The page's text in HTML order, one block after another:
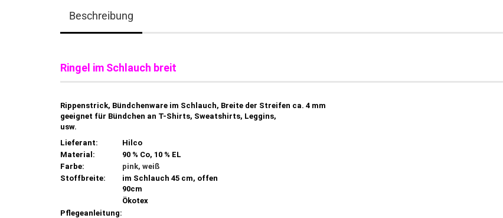
Beschreibung
Ringel im Schlauch breit
Rippenstrick, Bündchenware im Schlauch, Breite der Streifen ca. 4 mm
geeignet für Bündchen an T-Shirts, Sweatshirts, Leggins,
usw.
Lieferant:
Hilco
Material:
90 % Co, 10 % EL
Farbe:
pink, weiß
Stoffbreite:
im Schlauch 45 cm, offen
90cm
Ökotex
Pflegeanleitung: